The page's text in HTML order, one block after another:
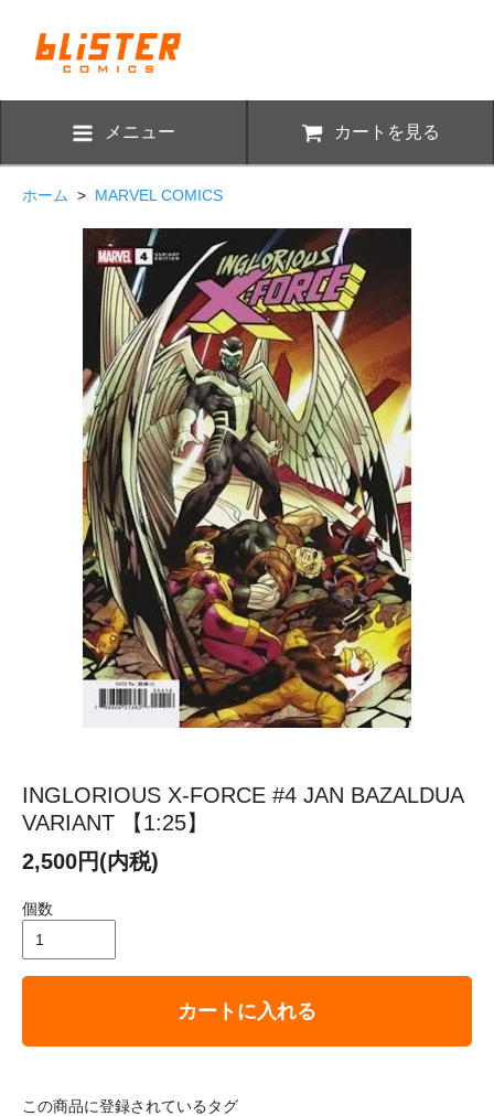
メニュー カートを見る
ホーム > MARVEL COMICS
INGLORIOUS X-FORCE #4 JAN BAZALDUA
VARIANT 【1:25】
2,500円(内税)
個数
カートに入れる
この商品に登録されているタグ